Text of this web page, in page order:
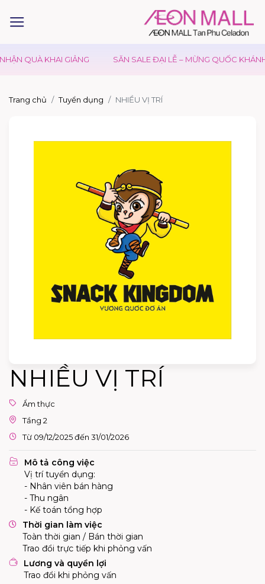
QUÀ KHAI GIẢNG SĂN SALE ĐẠI LỄ – MỪNG QUỐC KHÁNH
Trang chủ Tuyển dụng NHIỀU VỊ TRÍ
NHIỀU VỊ TRÍ
Ẩm thực
Tầng 2
Từ 09/12/2025 đến 31/01/2026
Mô tả công việc
Vị trí tuyển dụng:
- Nhân viên bán hàng
- Thu ngân
- Kế toán tổng hợp
Thời gian làm việc
Toàn thời gian / Bán thời gian
Trao đổi trực tiếp khi phỏng vấn
Lương và quyền lợi
Trao đổi khi phỏng vấn